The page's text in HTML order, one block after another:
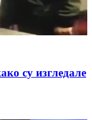
су изгледале